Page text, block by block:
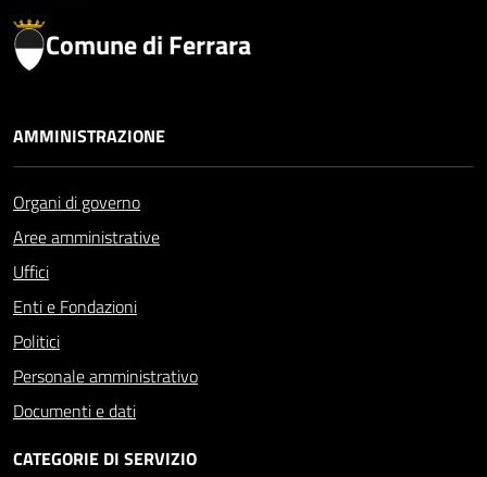
Comune di Ferrara
AMMINISTRAZIONE
Organi di governo
Aree amministrative
Uffici
Enti e Fondazioni
Politici
Personale amministrativo
Documenti e dati
CATEGORIE DI SERVIZIO